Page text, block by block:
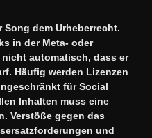
dem Urheberrecht.
in der Meta- oder
automatisch, dass er
Häufig werden Lizenzen
für Social
Inhalten muss eine
Verstöße gegen das
und